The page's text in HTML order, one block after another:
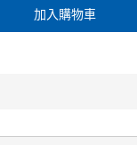
加入購物車